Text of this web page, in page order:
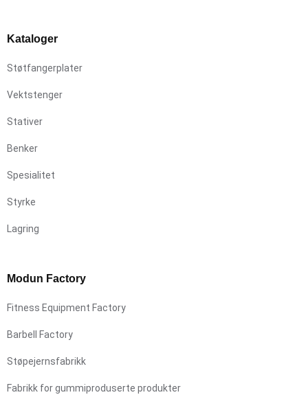
Kataloger
Støtfangerplater
Vektstenger
Stativer
Benker
Spesialitet
Styrke
Lagring
Modun Factory
Fitness Equipment Factory
Barbell Factory
Støpejernsfabrikk
Fabrikk for gummiproduserte produkter